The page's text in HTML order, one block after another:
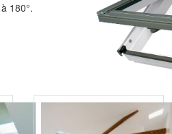
180°.